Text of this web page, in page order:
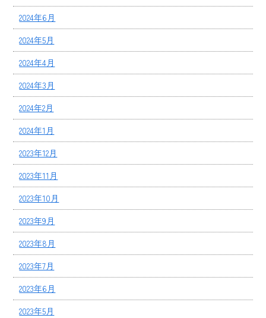
2024年6月
2024年5月
2024年4月
2024年3月
2024年2月
2024年1月
2023年12月
2023年11月
2023年10月
2023年9月
2023年8月
2023年7月
2023年6月
2023年5月